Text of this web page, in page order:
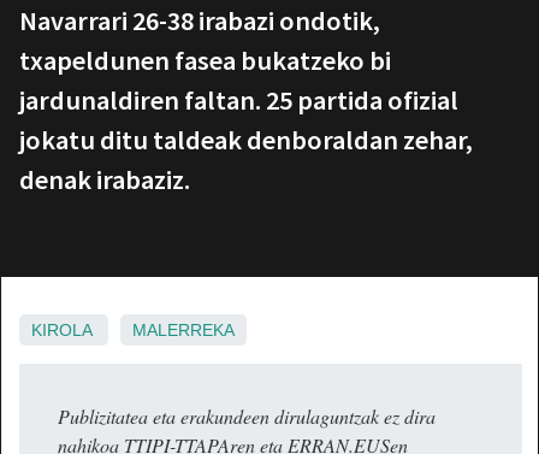
Navarrari 26-38 irabazi ondotik,
txapeldunen fasea bukatzeko bi
jardunaldiren faltan. 25 partida ofizial
jokatu ditu taldeak denboraldan zehar,
denak irabaziz.
KIROLA MALERREKA
Publizitatea eta erakundeen dirulaguntzak ez dira
nahikoa TTIPI-TTAPAren eta ERRAN.EUSen